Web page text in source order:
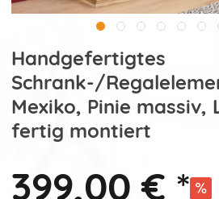
Handgefertigtes
Schrank-/
Mexiko, Pinie massiv,
fertig montiert
399,00 € *